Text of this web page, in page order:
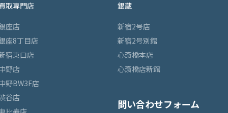
取専門店
座店
座8丁目店
宿東口店
野店
野BW3F店
谷店
銀蔵
新宿2号店
新宿2号別館
心斎橋本店
心斎橋店新館
問い合わせフォーム